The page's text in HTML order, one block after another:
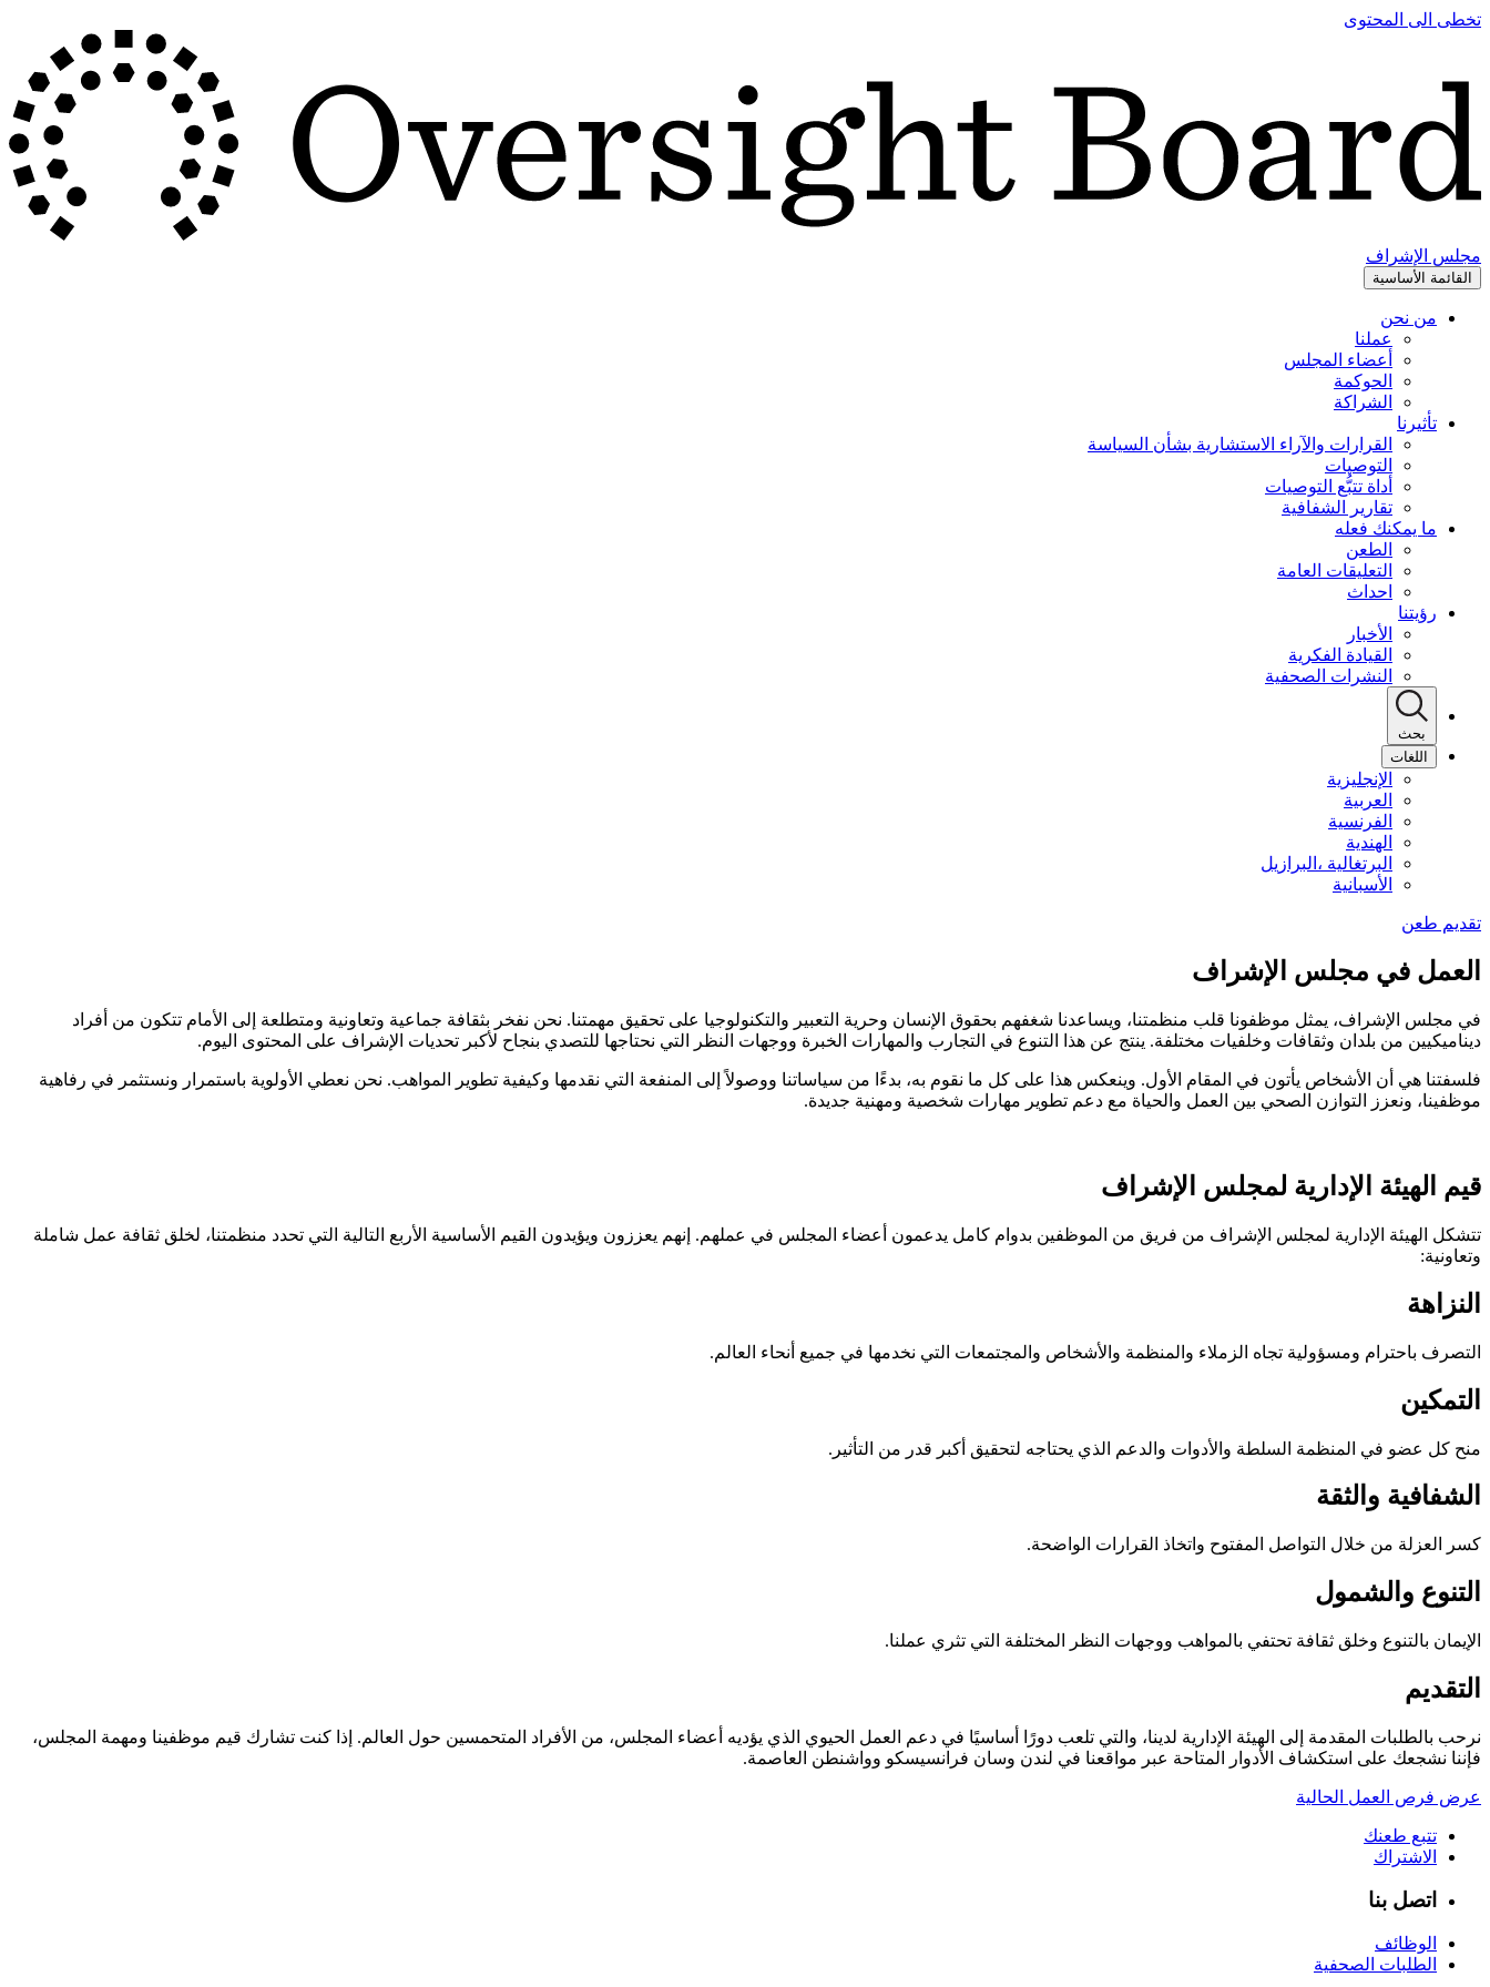
تخطى الى المحتوى
مجلس الإشراف
القائمة الأساسية
من نحن
عملنا
أعضاء المجلس
الحوكمة
الشراكة
تأثيرنا
القرارات والآراء الاستشارية بشأن السياسة
التوصيات
أداة تتبُّع التوصيات
تقارير الشفافية
ما يمكنك فعله
الطعن
التعليقات العامة
احداث
رؤيتنا
الأخبار
القيادة الفكرية
النشرات الصحفية
بحث
اللغات
الإنجليزية
العربية
الفرنسية
الهندية
البرتغالية ،البرازيل
الأسبانية
العمل في مجلس الإشراف
في مجلس الإشراف، يمثل موظفونا قلب منظمتنا، ويساعدنا شغفهم بحقوق الإنسان وحرية التعبير والتكنولوجيا على تحقيق مهمتنا. نحن نفخر بثقافة جماعية وتعاونية ومتطلعة إلى الأمام تتكون من أفراد
ديناميكيين من بلدان وثقافات وخلفيات مختلفة. ينتج عن هذا التنوع في التجارب والمهارات الخبرة ووجهات النظر التي نحتاجها للتصدي بنجاح لأكبر تحديات الإشراف على المحتوى اليوم.
فلسفتنا هي أن الأشخاص يأتون في المقام الأول. وينعكس هذا على كل ما نقوم به، بدءًا من سياساتنا ووصولاً إلى المنفعة التي نقدمها وكيفية تطوير المواهب. نحن نعطي الأولوية باستمرار ونستثمر في رفاهية
موظفينا، ونعزز التوازن الصحي بين العمل والحياة مع دعم تطوير مهارات شخصية ومهنية جديدة.
قيم الهيئة الإدارية لمجلس الإشراف
تتشكل الهيئة الإدارية لمجلس الإشراف من فريق من الموظفين بدوام كامل يدعمون أعضاء المجلس في عملهم. إنهم يعززون ويؤيدون القيم الأساسية الأربع التالية التي تحدد منظمتنا، لخلق ثقافة عمل شاملة
وتعاونية:
النزاهة
التصرف باحترام ومسؤولية تجاه الزملاء والمنظمة والأشخاص والمجتمعات التي نخدمها في جميع أنحاء العالم.
التمكين
منح كل عضو في المنظمة السلطة والأدوات والدعم الذي يحتاجه لتحقيق أكبر قدر من التأثير.
الشفافية والثقة
كسر العزلة من خلال التواصل المفتوح واتخاذ القرارات الواضحة.
التنوع والشمول
الإيمان بالتنوع وخلق ثقافة تحتفي بالمواهب ووجهات النظر المختلفة التي تثري عملنا.
التقديم
نرحب بالطلبات المقدمة إلى الهيئة الإدارية لدينا، والتي تلعب دورًا أساسيًا في دعم العمل الحيوي الذي يؤديه أعضاء المجلس، من الأفراد المتحمسين حول العالم. إذا كنت تشارك قيم موظفينا ومهمة المجلس،
فإننا نشجعك على استكشاف الأدوار المتاحة عبر مواقعنا في لندن وسان فرانسيسكو وواشنطن العاصمة.
عرض فرص العمل الحالية
تتبع طعنك
الاشتراك
اتصل بنا
الوظائف
الطلبات الصحفية